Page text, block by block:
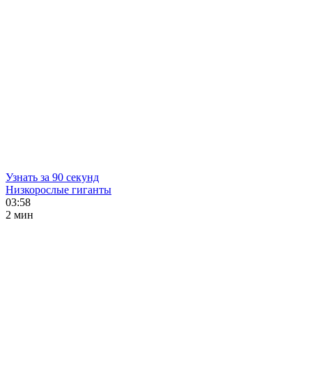
Узнать за 90 секунд
Низкорослые гиганты
03:58
2 мин